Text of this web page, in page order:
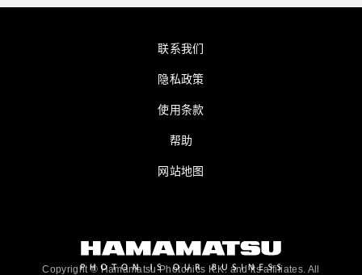
联系我们
隐私政策
使用条款
帮助
网站地图
Copyright © Hamamatsu Photonics K.K. and its affiliates. All